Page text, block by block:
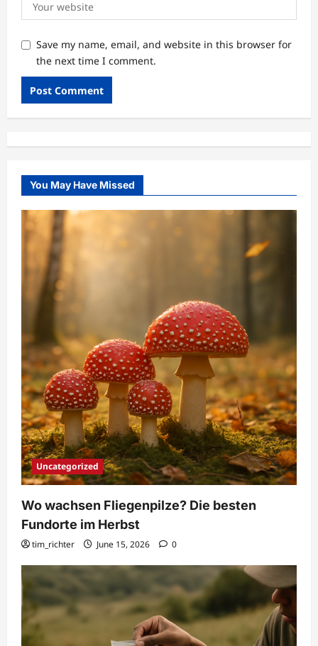
Save my name, email, and website in this browser for
the next time I comment.
You May Have Missed
Uncategorized
Wo wachsen Fliegenpilze? Die besten
Fundorte im Herbst
tim_richter June 15, 2026 0